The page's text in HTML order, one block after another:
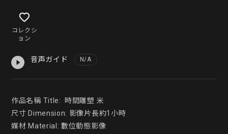
コレクシ
ョン
音声ガイド N/A
作品名稱 Title:  時間雕塑 米
尺寸 Dimension: 影像片長約1小時
媒材 Material: 數位動態影像